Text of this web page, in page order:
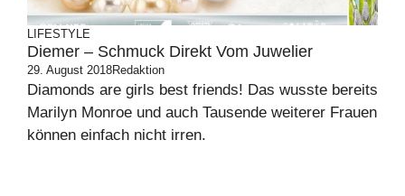
LIFESTYLE
Diemer – Schmuck Direkt Vom Juwelier
29. August 2018Redaktion
Diamonds are girls best friends! Das wusste bereits
Marilyn Monroe und auch Tausende weiterer Frauen
können einfach nicht irren.